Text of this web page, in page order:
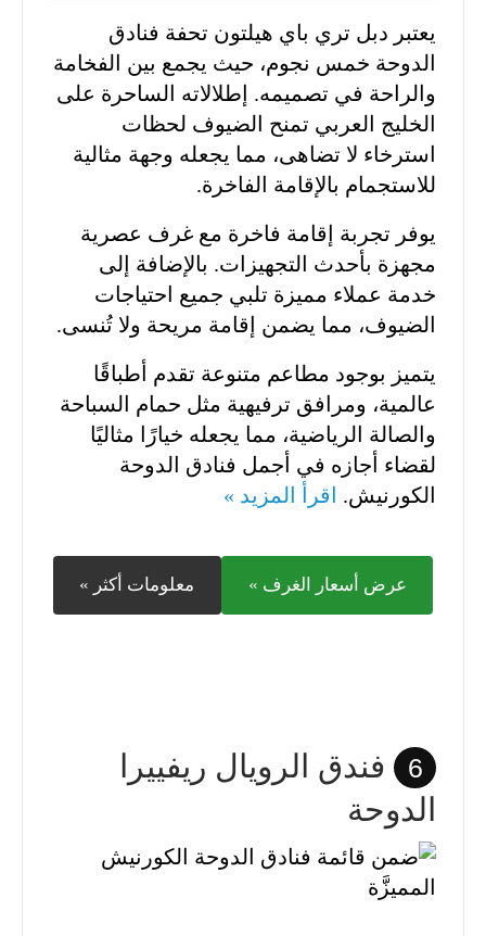
يعتبر دبل تري باي هيلتون تحفة فنادق
الدوحة خمس نجوم، حيث يجمع بين الفخامة
والراحة في تصميمه. إطلالاته الساحرة على
الخليج العربي تمنح الضيوف لحظات
استرخاء لا تضاهى، مما يجعله وجهة مثالية
للاستجمام بالإقامة الفاخرة.
يوفر تجربة إقامة فاخرة مع غرف عصرية
مجهزة بأحدث التجهيزات. بالإضافة إلى
خدمة عملاء مميزة تلبي جميع احتياجات
الضيوف، مما يضمن إقامة مريحة ولا تُنسى.
يتميز بوجود مطاعم متنوعة تقدم أطباقًا
عالمية، ومرافق ترفيهية مثل حمام السباحة
والصالة الرياضية، مما يجعله خيارًا مثاليًا
لقضاء أجازه في أجمل فنادق الدوحة
الكورنيش. اقرأ المزيد »
عرض أسعار الغرف » معلومات أكثر »
6
فندق الرويال ريفييرا
الدوحة